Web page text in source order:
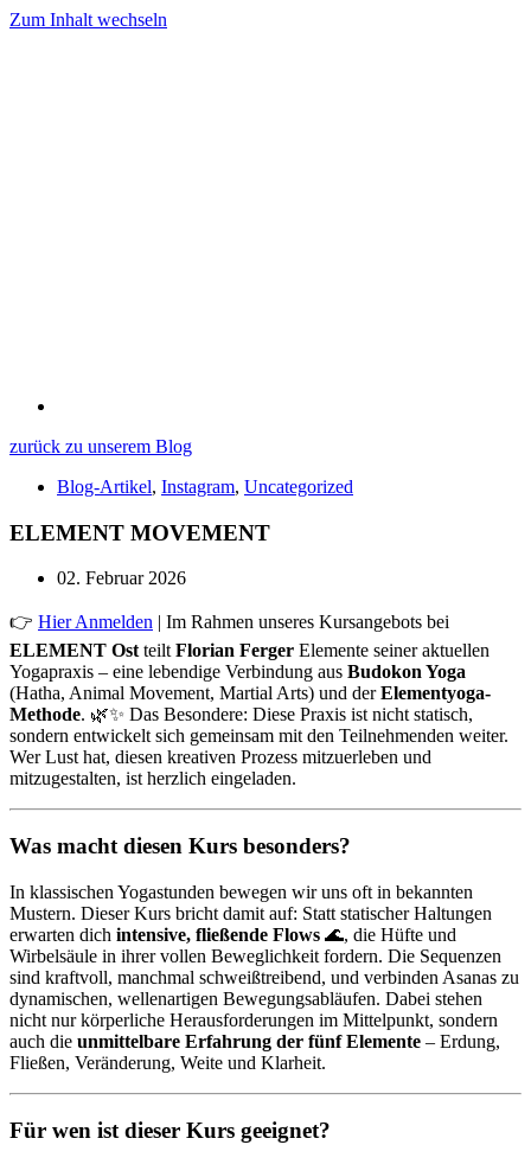
Zum Inhalt wechseln
zurück zu unserem Blog
Blog-Artikel, Instagram, Uncategorized
ELEMENT MOVEMENT
02. Februar 2026
👉 Hier Anmelden | Im Rahmen unseres Kursangebots bei
ELEMENT OstteiltFlorian Ferger Elemente seiner aktuellen
Yogapraxis – eine lebendige Verbindung aus Budokon Yoga
(Hatha, Animal Movement, Martial Arts) und derElementyoga-
Methode. 🌿✨ Das Besondere: Diese Praxis ist nicht statisch,
sondern entwickelt sich gemeinsam mit den Teilnehmenden weiter.
Wer Lust hat, diesen kreativen Prozess mitzuerleben und
mitzugestalten, ist herzlich eingeladen.
Was macht diesen Kurs besonders?
In klassischen Yogastunden bewegen wir uns oft in bekannten
Mustern. Dieser Kurs bricht damit auf: Statt statischer Haltungen
erwarten dich intensive, fließende Flows 🌊, die Hüfte und
Wirbelsäule in ihrer vollen Beweglichkeit fordern. Die Sequenzen
sind kraftvoll, manchmal schweißtreibend, und verbinden Asanas zu
dynamischen, wellenartigen Bewegungsabläufen. Dabei stehen
nicht nur körperliche Herausforderungen im Mittelpunkt, sondern
auch die unmittelbare Erfahrung der fünf Elemente – Erdung,
Fließen, Veränderung, Weite und Klarheit.
Für wen ist dieser Kurs geeignet?